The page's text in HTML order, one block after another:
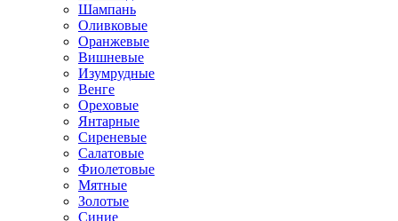
Шампань
Оливковые
Оранжевые
Вишневые
Изумрудные
Венге
Ореховые
Янтарные
Сиреневые
Салатовые
Фиолетовые
Мятные
Золотые
Синие